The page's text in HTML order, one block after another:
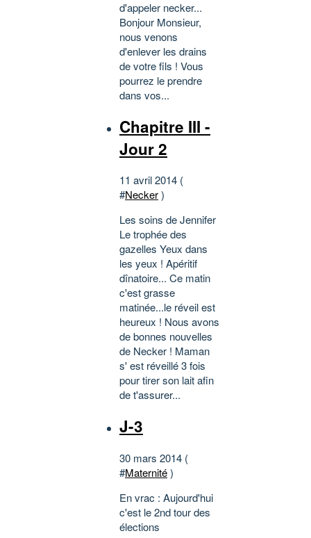
d'appeler necker...
Bonjour Monsieur,
nous venons
d'enlever les drains
de votre fils ! Vous
pourrez le prendre
dans vos...
Chapitre III -
Jour 2
11 avril 2014 (
#Necker)
Les soins de Jennifer
Le trophée des
gazelles Yeux dans
les yeux ! Apéritif
dînatoire... Ce matin
c'est grasse
matinée...le réveil est
heureux ! Nous avons
de bonnes nouvelles
de Necker ! Maman
s' est réveillé 3 fois
pour tirer son lait afin
de t'assurer...
J-3
30 mars 2014 (
#Maternité)
En vrac : Aujourd'hui
c'est le 2nd tour des
élections